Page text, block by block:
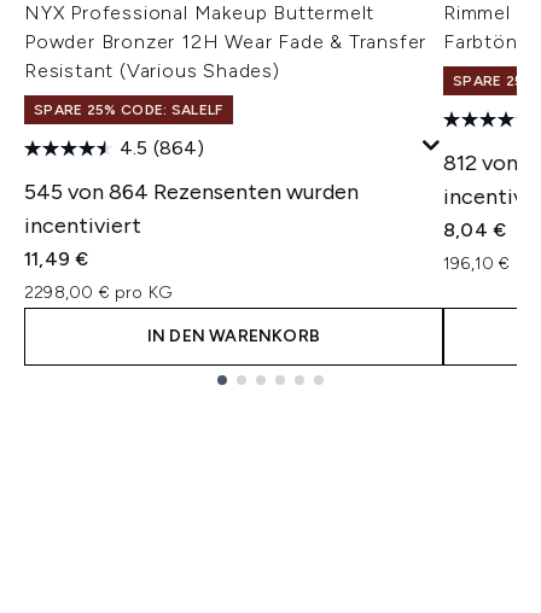
NYX Professional Makeup Buttermelt
Powder Bronzer 12H Wear Fade & Transfer
Resistant (Various Shades)
SPARE 25% CODE: SALELF
4.5 (864)
545 von 864 Rezensenten wurden
incentiviert
11,49 €
2298,00 € pro KG
IN DEN WARENKORB
Rimmel
Farbtöne)
SPARE 25%
812 von
8,04 €
196,10 €